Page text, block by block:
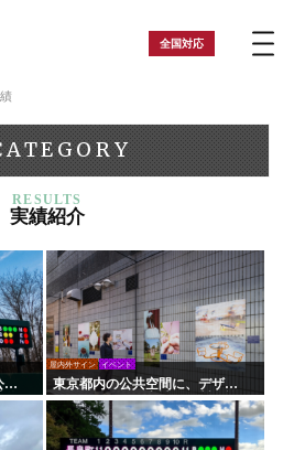
全国対応
実績紹介
園
動
屋内外サイン イベント
東京都内の公共空間に、デザイ
ンシートの行政申請から製作施
工まで行いました。一貫したト
ータルサポートでイベント運営
を支援